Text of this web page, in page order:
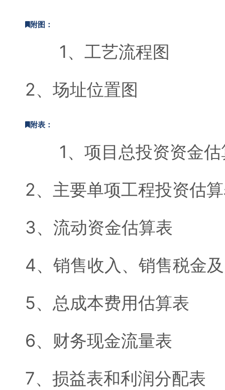
附图：
1、工艺流程图
2、场址位置图
附表：
1、项目总投资资金估
2、主要单项工程投资估
3、流动资金估算表
4、销售收入、销售税金
5、总成本费用估算表
6、财务现金流量表
7、损益表和利润分配表